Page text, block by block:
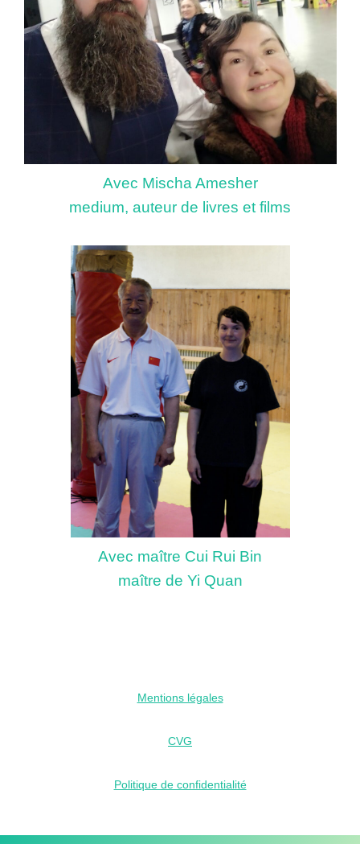
Avec Mischa Amesher
medium, auteur de livres et films
Avec maître Cui Rui Bin
maître de Yi Quan
Mentions légales
CVG
Politique de confidentialité